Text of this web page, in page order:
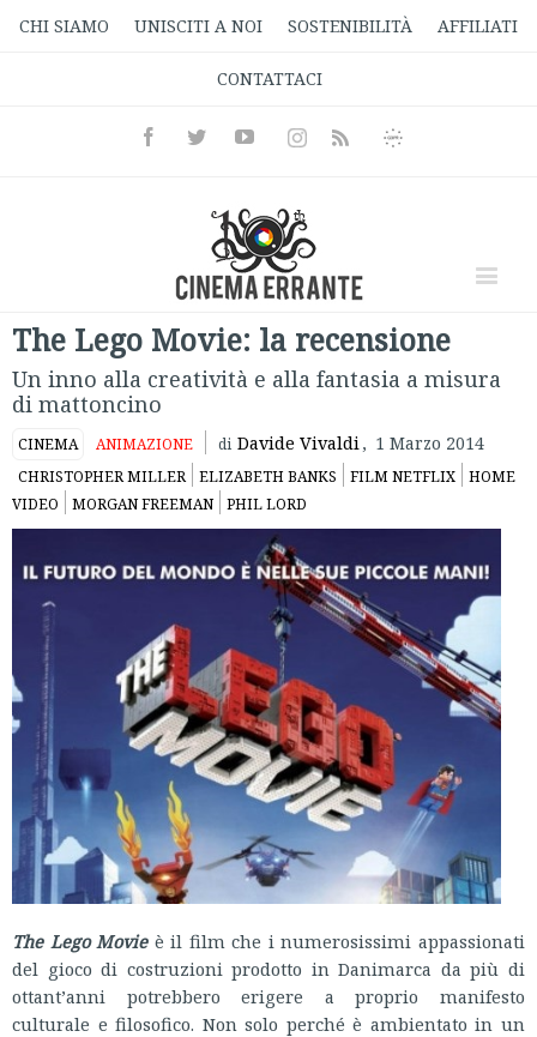
CHI SIAMO UNISCITI A NOI SOSTENIBILITÀ AFFILIATI
CONTATTACI
FacebookTwitterYoutubeInstagramRss
Informativa
The Lego Movie: la recensione
Un inno alla creatività e alla fantasia a misura
di mattoncino
CINEMA ANIMAZIONE di Davide Vivaldi, 1 Marzo 2014
CHRISTOPHER MILLER ELIZABETH BANKS FILM NETFLIX
HOME
VIDEO
MORGAN FREEMAN PHIL LORD
The Lego Movieè il film che i numerosissimi appassionati
del gioco di costruzioni prodotto in Danimarca da più di
ottant’anni potrebbero erigere a proprio manifesto
culturale e filosofico. Non solo perché è ambientato in un